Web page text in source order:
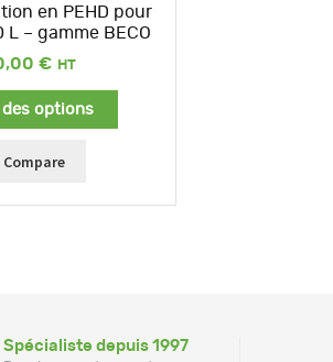
en PEHD pour
– gamme BECO
€
des options
Compare
Spécialiste depuis 1997